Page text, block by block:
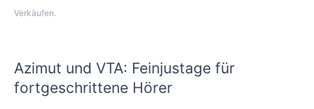
Verkäufen.
Azimut und VTA: Feinjustage für
fortgeschrittene Hörer